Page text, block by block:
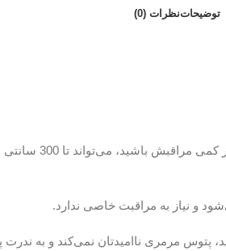
توضیحاتنظرات (0)
پتوس مرمرییا
و نیاز به مراقبت خاصی ندارد.
پتوس مرمری ناامیدتان نمی‌کند و به